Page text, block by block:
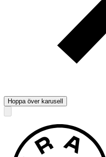
Hoppa över karusell